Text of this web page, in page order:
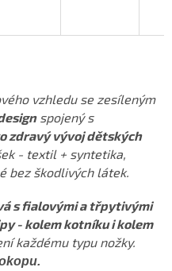
vzhledu se zesíleným
spojený s
zdravý vývoj dětských
- textil + syntetika,
bez škodlivých látek.
s fialovými a třpytivými
- kolem kotníku i kolem
každému typu nožky.